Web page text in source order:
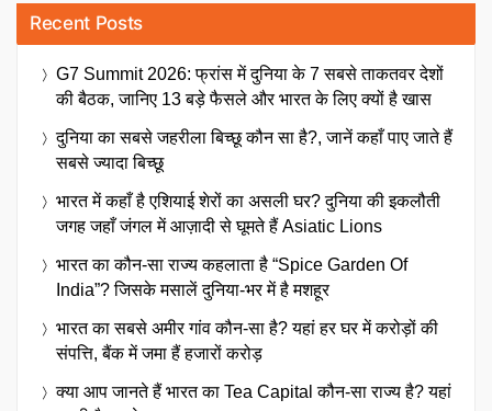
Recent Posts
G7 Summit 2026: फ्रांस में दुनिया के 7 सबसे ताकतवर देशों
की बैठक, जानिए 13 बड़े फैसले और भारत के लिए क्यों है खास
दुनिया का सबसे जहरीला बिच्छू कौन सा है?, जानें कहाँ पाए जाते हैं
सबसे ज्यादा बिच्छू
भारत में कहाँ है एशियाई शेरों का असली घर? दुनिया की इकलौती
जगह जहाँ जंगल में आज़ादी से घूमते हैं Asiatic Lions
भारत का कौन-सा राज्य कहलाता है “Spice Garden Of
India”? जिसके मसालें दुनिया-भर में है मशहूर
भारत का सबसे अमीर गांव कौन-सा है? यहां हर घर में करोड़ों की
संपत्ति, बैंक में जमा हैं हजारों करोड़
क्या आप जानते हैं भारत का Tea Capital कौन-सा राज्य है? यहां